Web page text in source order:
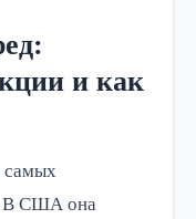
и как
самых
В США она